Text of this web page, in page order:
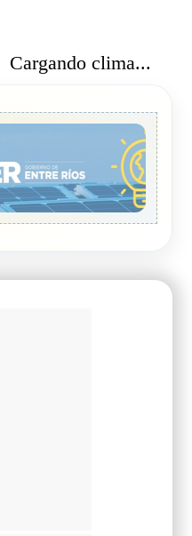
Cargando clima...